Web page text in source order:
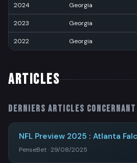
2024 Georgia
2023 Georgia
2022 Georgia
ARTICLES
Derniers articles concernant
NFL Preview 2025 : Atlanta
PenseBet · 29/08/2025